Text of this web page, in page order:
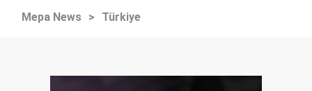
Mepa News > Türkiye